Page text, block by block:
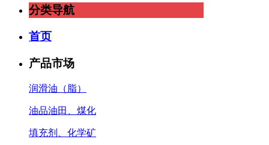
分类导航
首页
产品市场
润滑油（脂）
油品油田、煤化
填充剂、化学矿